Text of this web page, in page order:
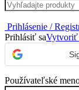
Prihlásenie /
Prihlásiť saVytvoriť
Používateľské